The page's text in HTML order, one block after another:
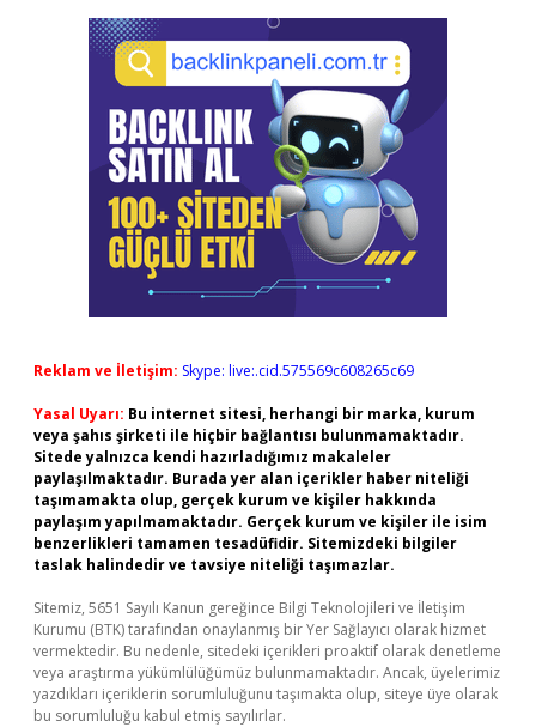
Reklam ve İletişim: Skype: live:.cid.575569c608265c69
Yasal Uyarı: Bu internet sitesi, herhangi bir marka, kurum
veya şahıs şirketi ile hiçbir bağlantısı bulunmamaktadır.
Sitede yalnızca kendi hazırladığımız makaleler
paylaşılmaktadır. Burada yer alan içerikler haber niteliği
taşımamakta olup, gerçek kurum ve kişiler hakkında
paylaşım yapılmamaktadır. Gerçek kurum ve kişiler ile isim
benzerlikleri tamamen tesadüfidir. Sitemizdeki bilgiler
taslak halindedir ve tavsiye niteliği taşımazlar.
Sitemiz, 5651 Sayılı Kanun gereğince Bilgi Teknolojileri ve İletişim
Kurumu (BTK) tarafından onaylanmış bir Yer Sağlayıcı olarak hizmet
vermektedir. Bu nedenle, sitedeki içerikleri proaktif olarak denetleme
veya araştırma yükümlülüğümüz bulunmamaktadır. Ancak, üyelerimiz
yazdıkları içeriklerin sorumluluğunu taşımakta olup, siteye üye olarak
bu sorumluluğu kabul etmiş sayılırlar.